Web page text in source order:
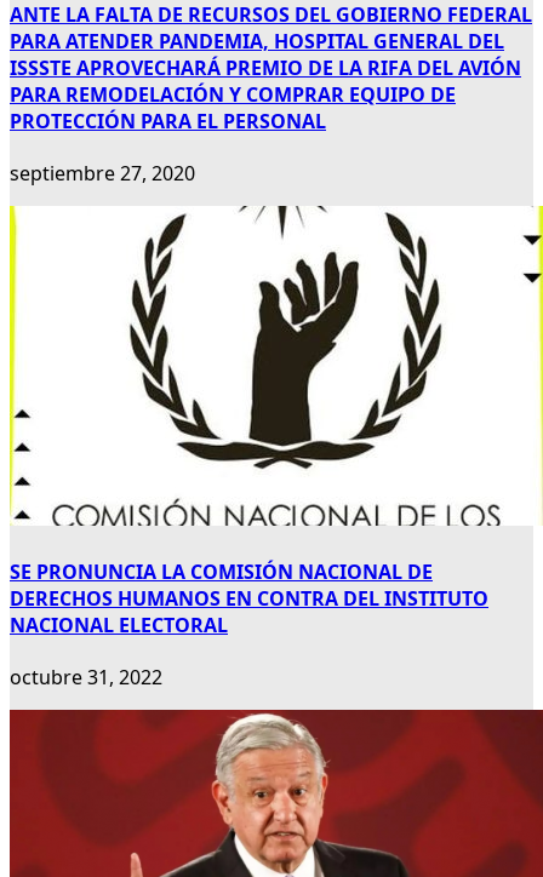
ANTE LA FALTA DE RECURSOS DEL GOBIERNO FEDERAL
PARA ATENDER PANDEMIA, HOSPITAL GENERAL DEL
ISSSTE APROVECHARÁ PREMIO DE LA RIFA DEL AVIÓN
PARA REMODELACIÓN Y COMPRAR EQUIPO DE
PROTECCIÓN PARA EL PERSONAL
septiembre 27, 2020
SE PRONUNCIA LA COMISIÓN NACIONAL DE
DERECHOS HUMANOS EN CONTRA DEL INSTITUTO
NACIONAL ELECTORAL
octubre 31, 2022